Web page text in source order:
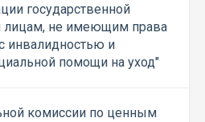
государственной
лицам, не имеющим права
инвалидностью и
помощи на уход"
комиссии по ценным